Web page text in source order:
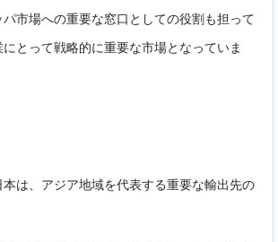
市場への重要な窓口としての役割も担って
とって戦略的に重要な市場となっていま
は、アジア地域を代表する重要な輸出先の